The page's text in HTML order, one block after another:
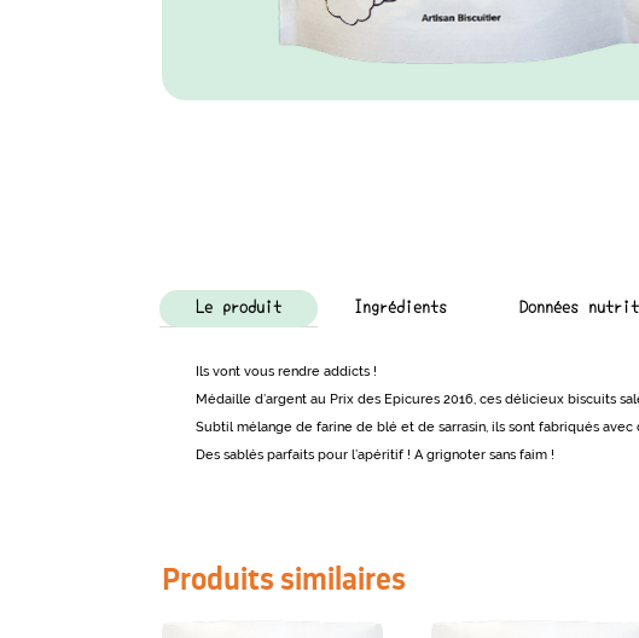
Le produit Ingrédients Données
Ils vont vous rendre addicts !
Médaille d’argent au Prix des Epicures 2016, ces délicieux biscuits
Subtil mélange de farine de blé et de sarrasin, ils sont fabriqués
Des sablés parfaits pour l’apéritif ! A grignoter sans faim !
Produits similaires